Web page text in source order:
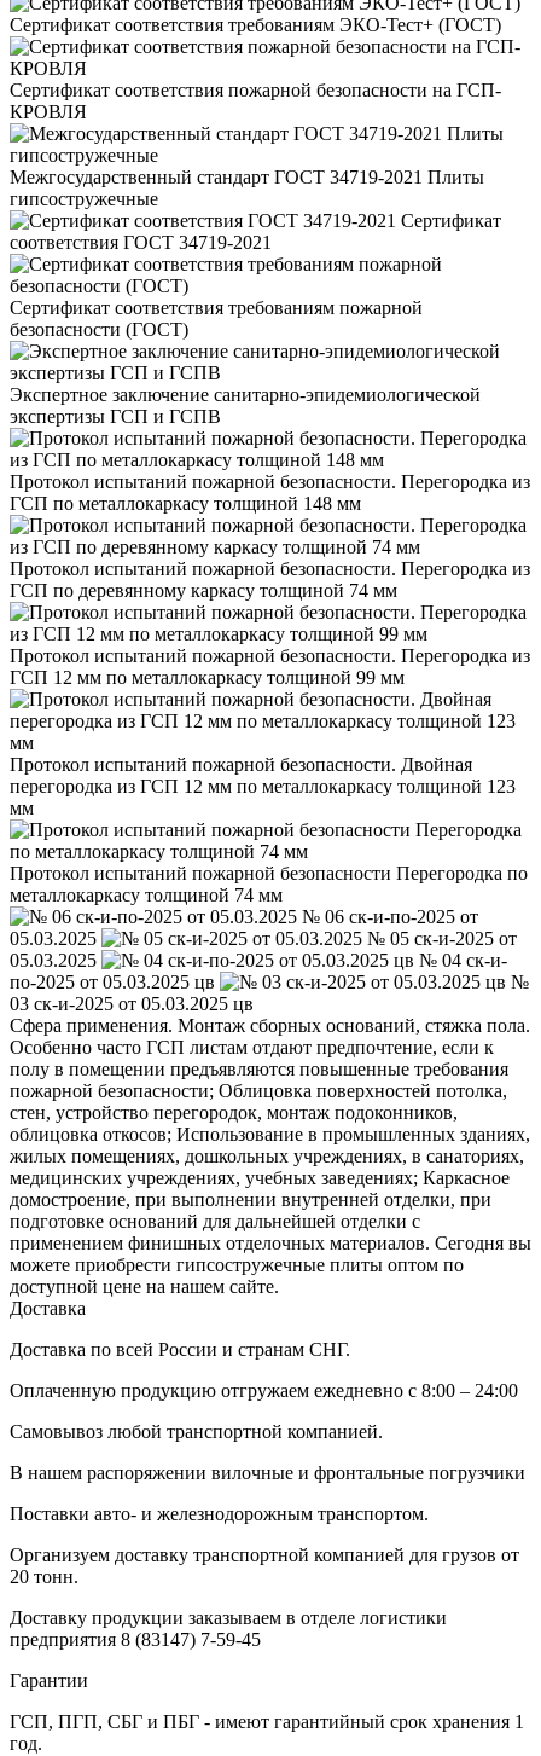
Сертификат соответствия требованиям ЭКО-Тест+ (ГОСТ)
Сертификат соответствия пожарной безопасности на ГСП-
КРОВЛЯ
Межгосударственный стандарт ГОСТ 34719-2021 Плиты
гипсостружечные
Сертификат
соответствия ГОСТ 34719-2021
Сертификат соответствия требованиям пожарной
безопасности (ГОСТ)
Экспертное заключение санитарно-эпидемиологической
экспертизы ГСП и ГСПВ
Протокол испытаний пожарной безопасности. Перегородка из
ГСП по металлокаркасу толщиной 148 мм
Протокол испытаний пожарной безопасности. Перегородка из
ГСП по деревянному каркасу толщиной 74 мм
Протокол испытаний пожарной безопасности. Перегородка из
ГСП 12 мм по металлокаркасу толщиной 99 мм
Протокол испытаний пожарной безопасности. Двойная
перегородка из ГСП 12 мм по металлокаркасу толщиной 123
мм
Протокол испытаний пожарной безопасности Перегородка по
металлокаркасу толщиной 74 мм
№ 06 ск-и-по-2025 от
05.03.2025
№ 05 ск-и-2025 от
05.03.2025
№ 04 ск-и-
по-2025 от 05.03.2025 цв
№
03 ск-и-2025 от 05.03.2025 цв
Сфера применения. Монтаж сборных оснований, стяжка пола.
Особенно часто ГСП листам отдают предпочтение, если к
полу в помещении предъявляются повышенные требования
пожарной безопасности; Облицовка поверхностей потолка,
стен, устройство перегородок, монтаж подоконников,
облицовка откосов; Использование в промышленных зданиях,
жилых помещениях, дошкольных учреждениях, в санаториях,
медицинских учреждениях, учебных заведениях; Каркасное
домостроение, при выполнении внутренней отделки, при
подготовке оснований для дальнейшей отделки с
применением финишных отделочных материалов. Сегодня вы
можете приобрести гипсостружечные плиты оптом по
доступной цене на нашем сайте.
Доставка
Доставка по всей России и странам СНГ.
Оплаченную продукцию отгружаем ежедневно с 8:00 – 24:00
Самовывоз любой транспортной компанией.
В нашем распоряжении вилочные и фронтальные погрузчики
Поставки авто- и железнодорожным транспортом.
Организуем доставку транспортной компанией для грузов от
20 тонн.
Доставку продукции заказываем в отделе логистики
предприятия 8 (83147) 7-59-45
Гарантии
ГСП, ПГП, СБГ и ПБГ - имеют гарантийный срок хранения 1
год.